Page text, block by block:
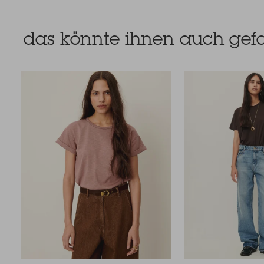
das könnte ihnen auch